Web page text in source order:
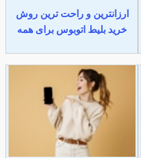
ارزانترین و راحت ترین روش
خرید بلیط اتوبوس برای همه